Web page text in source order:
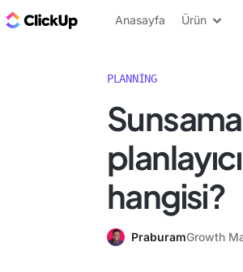
ClickUp Blog
Anasayfa Ürün
PLANNING
hangisi?
PraburamGrowth